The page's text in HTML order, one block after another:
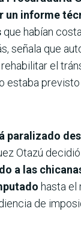
un informe
que habían
señala que
el
estaba
parali­zado
Otazú
a las
hasta el
de